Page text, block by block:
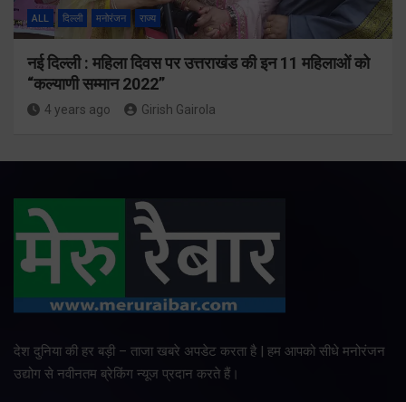
ALL दिल्ली मनोरंजन राज्य
नई दिल्ली : महिला दिवस पर उत्तराखंड की इन 11 महिलाओं को
“कल्याणी सम्मान 2022”
4 years ago Girish Gairola
देश दुनिया की हर बड़ी – ताजा खबरे अपडेट करता है | हम आपको सीधे मनोरंजन
उद्योग से नवीनतम ब्रेकिंग न्यूज प्रदान करते हैं।